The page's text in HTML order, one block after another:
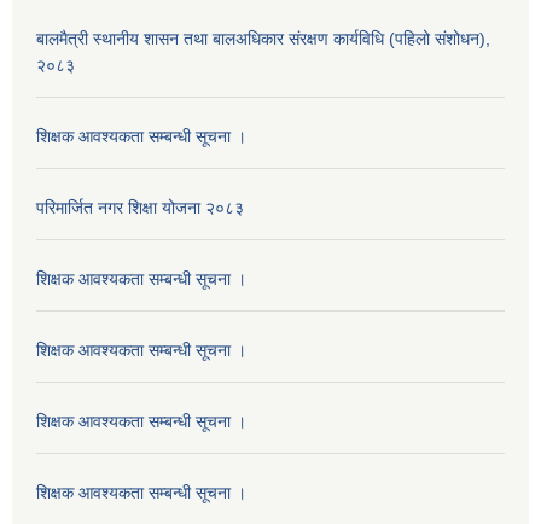
बालमैत्री स्थानीय शासन तथा बालअधिकार संरक्षण कार्यविधि (पहिलो संशोधन),
२०८३
शिक्षक आवश्यकता सम्बन्धी सूचना ।
परिमार्जित नगर शिक्षा योजना २०८३
शिक्षक आवश्यकता सम्बन्धी सूचना ।
शिक्षक आवश्यकता सम्बन्धी सूचना ।
शिक्षक आवश्यकता सम्बन्धी सूचना ।
शिक्षक आवश्यकता सम्बन्धी सूचना ।